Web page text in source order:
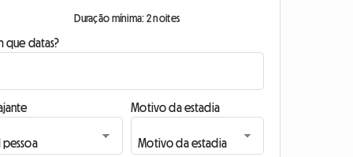
Duração mínima: 2 noites
que datas?
Motivo da estadia